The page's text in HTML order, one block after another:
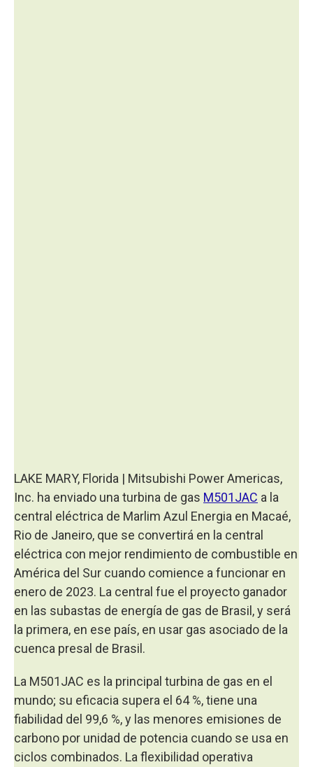
LAKE MARY, Florida | Mitsubishi Power Americas,
Inc. ha enviado una turbina de gas M501JAC a la
central eléctrica de Marlim Azul Energia en Macaé,
Rio de Janeiro, que se convertirá en la central
eléctrica con mejor rendimiento de combustible en
América del Sur cuando comience a funcionar en
enero de 2023. La central fue el proyecto ganador
en las subastas de energía de gas de Brasil, y será
la primera, en ese país, en usar gas asociado de la
cuenca presal de Brasil.
La M501JAC es la principal turbina de gas en el
mundo; su eficacia supera el 64 %, tiene una
fiabilidad del 99,6 %, y las menores emisiones de
carbono por unidad de potencia cuando se usa en
ciclos combinados. La flexibilidad operativa